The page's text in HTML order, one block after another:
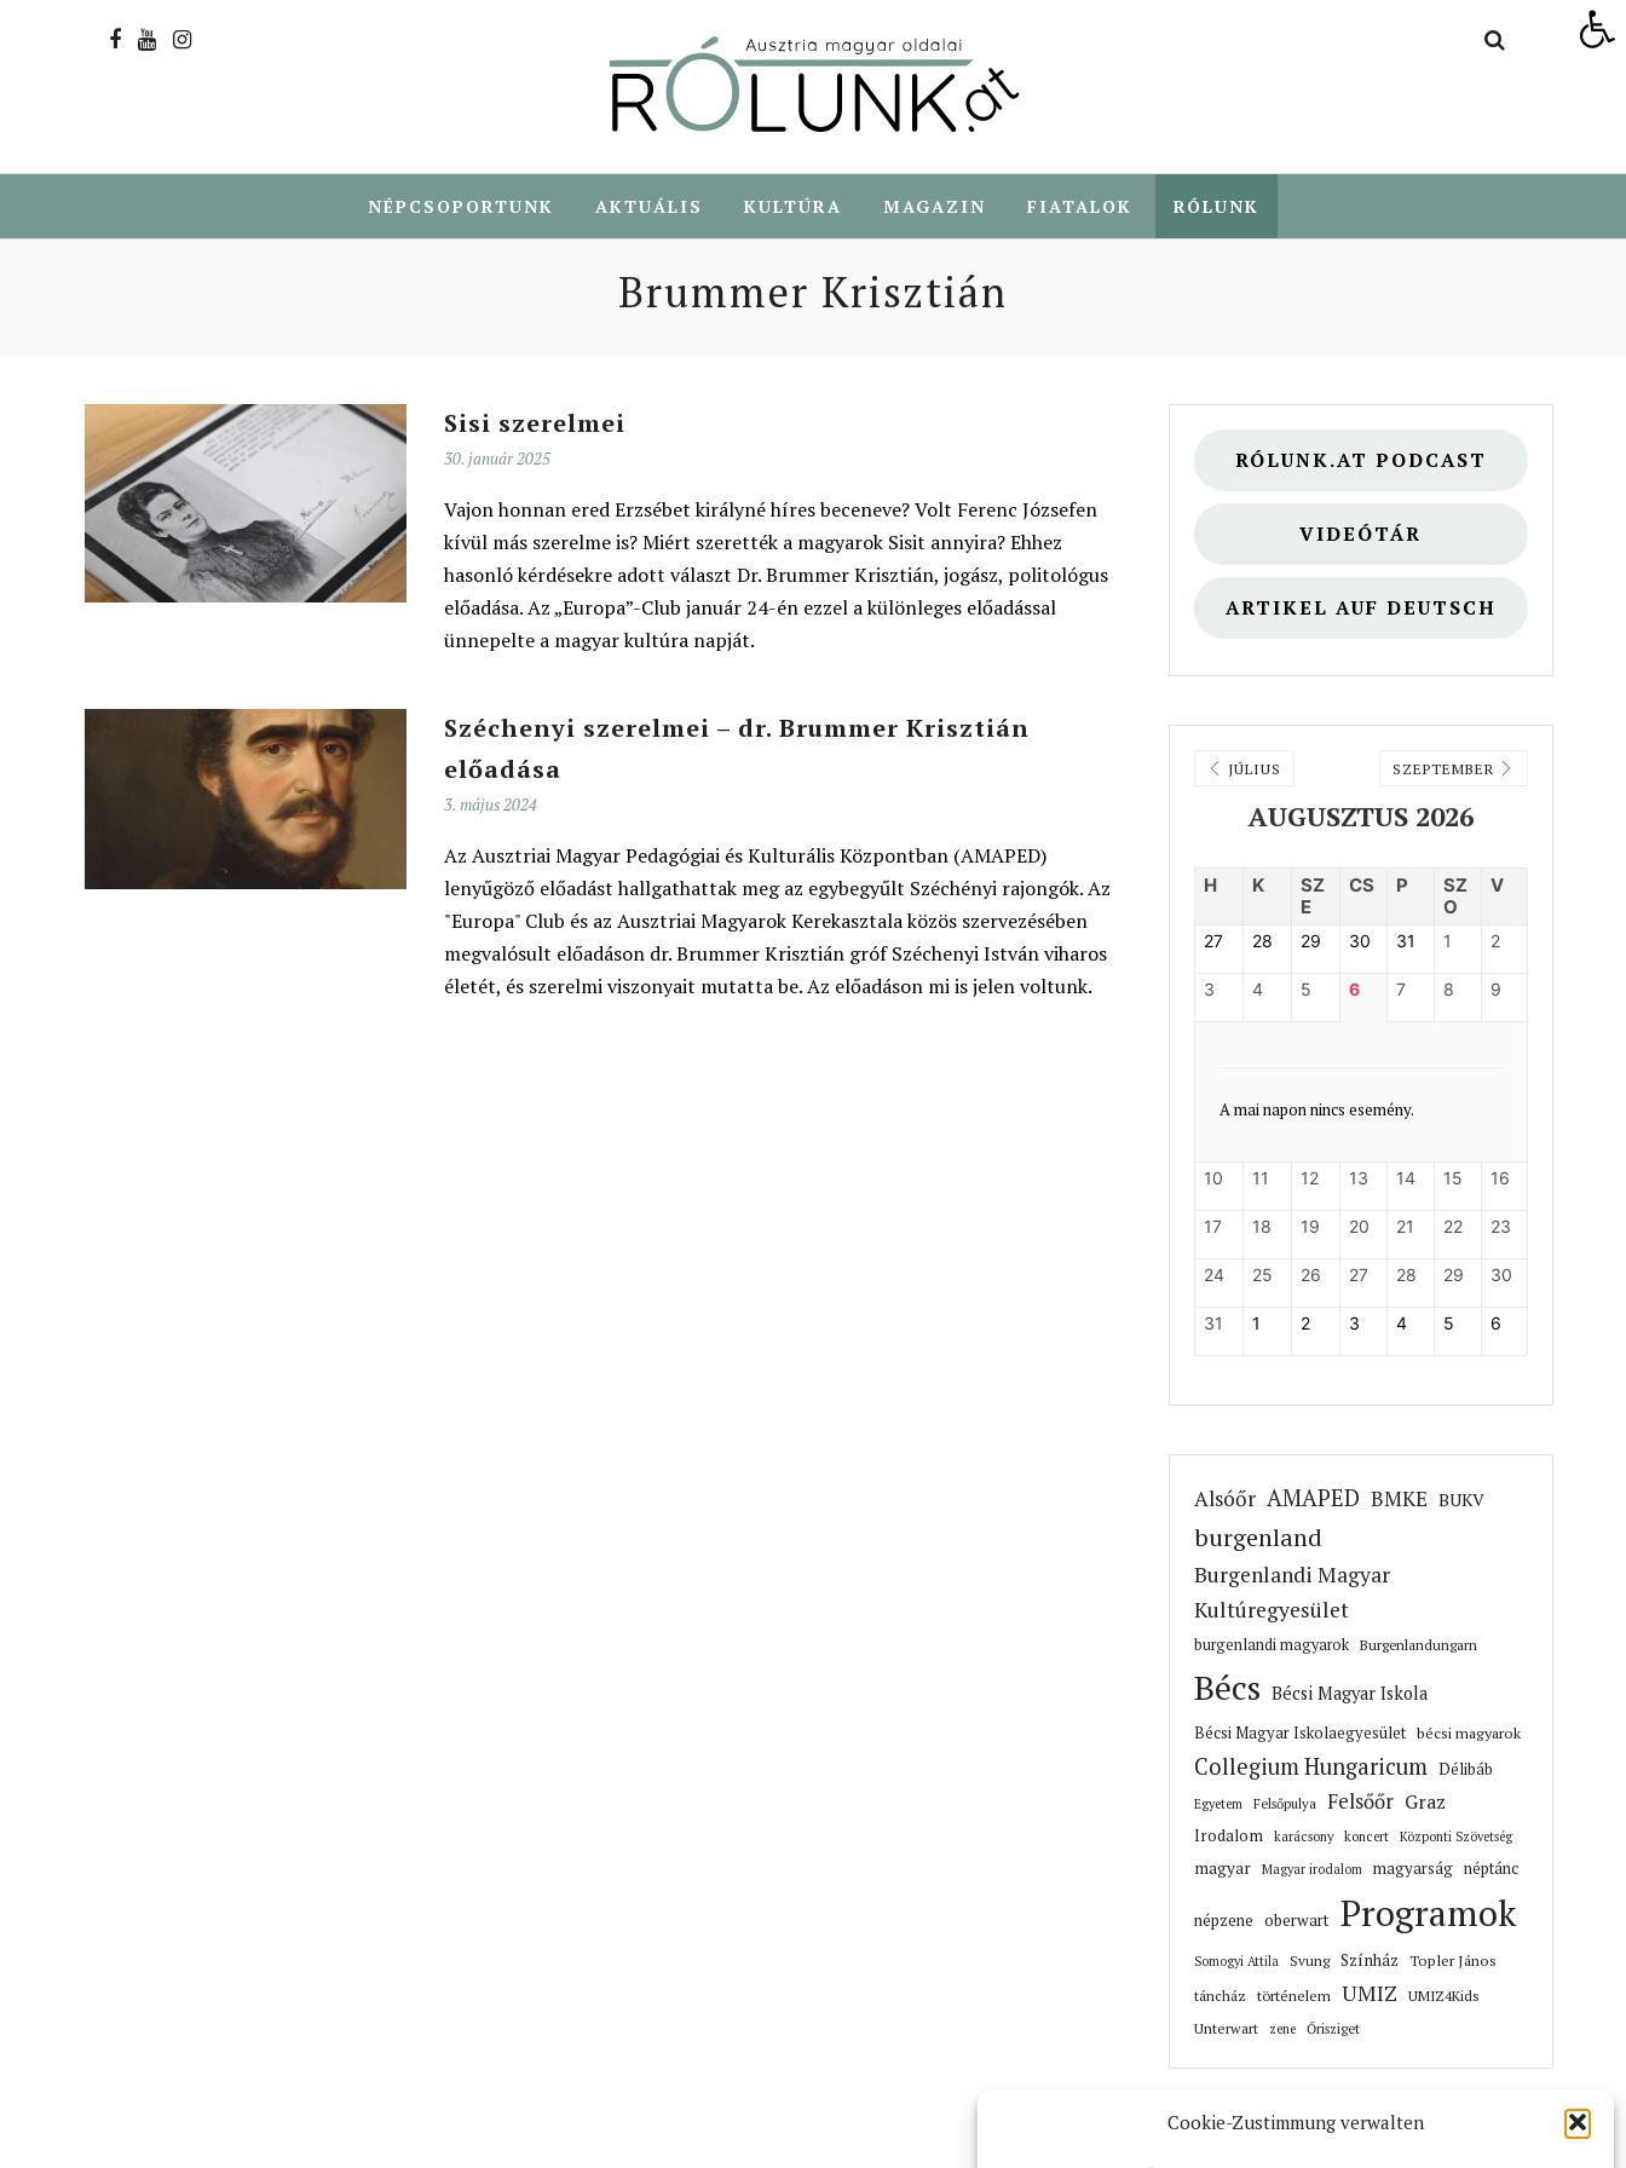
Cookie-Zustimmung verwalten
NÉPCSOPORTUNK AKTUÁLIS KULTÚRA MAGAZIN FIATALOK RÓLUNK
Brummer Krisztián
Sisi szerelmei
30. január 2025
Vajon honnan ered Erzsébet királyné híres beceneve? Volt Ferenc Józsefen
kívül más szerelme is? Miért szerették a magyarok Sisit annyira? Ehhez
hasonló kérdésekre adott választ Dr. Brummer Krisztián, jogász, politológus
előadása. Az „Europa”-Club január 24-én ezzel a különleges előadással
ünnepelte a magyar kultúra napját.
Széchenyi szerelmei – dr. Brummer Krisztián
előadása
3. május 2024
Az Ausztriai Magyar Pedagógiai és Kulturális Központban (AMAPED)
lenyűgöző előadást hallgathattak meg az egybegyűlt Széchényi rajongók. Az
"Europa" Club és az Ausztriai Magyarok Kerekasztala közös szervezésében
megvalósult előadáson dr. Brummer Krisztián gróf Széchenyi István viharos
életét, és szerelmi viszonyait mutatta be. Az előadáson mi is jelen voltunk.
RÓLUNK.AT PODCAST
VIDEÓTÁR
ARTIKEL AUF DEUTSCH
JÚLIUS
AUGUSZTUS 2026
SZEPTEMBER
H K
SZ
E
CS P
SZ
O
V
27 28 29 30 31 1 2
3 4 5 6 7 8 9
A mai napon nincs esemény.
10 11 12 13 14 15 16
17 18 19 20 21 22 23
24 25 26 27 28 29 30
31 1 2 3 4 5 6
Alsóőr AMAPED BMKE BUKV
burgenland
Burgenlandi Magyar
Kultúregyesület
burgenlandi magyarok Burgenlandungarn
Bécs Bécsi Magyar Iskola
Bécsi Magyar Iskolaegyesület bécsi magyarok
Collegium Hungaricum Délibáb
Egyetem Felsőpulya Felsőőr Graz
Irodalom karácsony koncert Központi Szövetség
magyar Magyar irodalom magyarság néptánc
népzene oberwart Programok
Somogyi Attila Svung Színház Topler János
táncház történelem UMIZ
UMIZ4Kids
Unterwart
zene Őrisziget